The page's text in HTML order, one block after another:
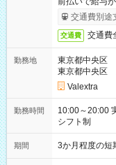
交通費別途
交通費 交通費
勤務地
東京都中央区
東京都中央区
Valextra
勤務時間
10:00～20:00 実働7.5時間／休憩1.5時間 営業時間に合わせた
シフト制
期間 3か月程度の短